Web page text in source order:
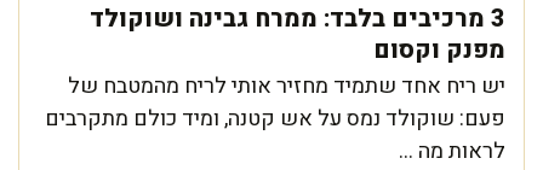
3 מרכיבים בלבד: ממרח גבינה ושוקולד
מפנק וקסום
יש ריח אחד שתמיד מחזיר אותי לריח מהמטבח של
פעם: שוקולד נמס על אש קטנה, ומיד כולם מתקרבים
לראות מה ...